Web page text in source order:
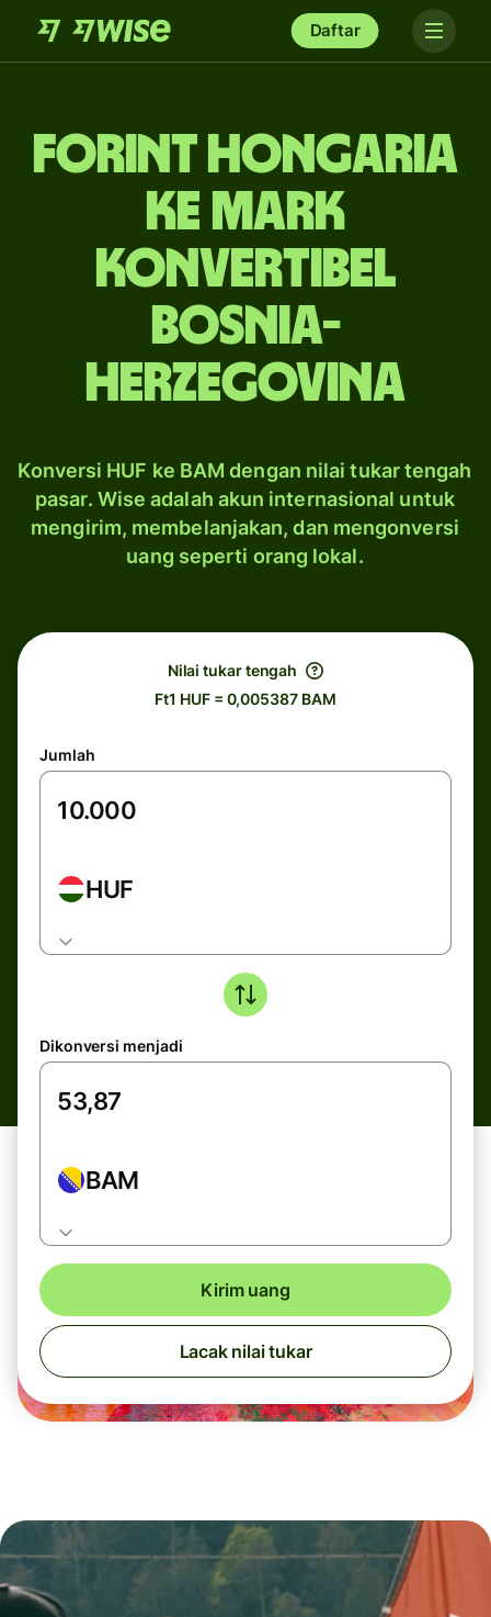
Daftar
forint Hongaria
ke mark
konvertibel
Bosnia-
Herzegovina
Konversi HUF ke BAM dengan nilai tukar tengah
pasar. Wise adalah akun internasional untuk
mengirim, membelanjakan, dan mengonversi
uang seperti orang lokal.
Nilai tukar tengah
Ft1 HUF = 0,005387 BAM
Jumlah
HUF
Dikonversi menjadi
BAM
Kirim uang
Lacak nilai tukar